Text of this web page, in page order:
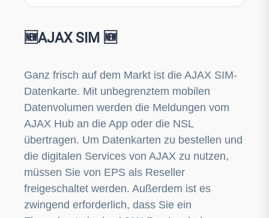
Hub installiert werden. Für die Nutzung der Datenkarte ist
Errichter in Ihrem Ajax Unternehmenskonto aktivieren! So
Leistungsmerkmale: Multiprovider Datenkarte
unbegrenztes Datenvolumen Reibungsloser und
einfache Aktivierung und Deaktivierung des Service
Technische Daten: Kompatibiität: Hub 2, Hub 2 Plus, Hub
BP, Hub Hybrid einfache Aktivierung über die Ajax PRO App
oder Ajax PRO Desktop App reine Datenkarten (nur
Datenübertragung) verwendbar in allen Ajax Hub Zentralen
Automatische Suche nach dem Anbieter mit dem besten
Netz 2G/ 3G/ 4G (LTE) Konnektivität Keine
Speicherung von personenbezogenen Daten
🆕AJAX SIM 🆕
Ganz frisch auf dem Markt ist die AJAX SIM-
Datenkarte. Mit unbegrenztem mobilen
Datenvolumen werden die Meldungen vom
AJAX Hub an die App oder die NSL
übertragen. Um Datenkarten zu bestellen und
die digitalen Services von AJAX zu nutzen,
müssen Sie von EPS als Reseller
freigeschaltet werden. Außerdem ist es
zwingend erforderlich, dass Sie ein